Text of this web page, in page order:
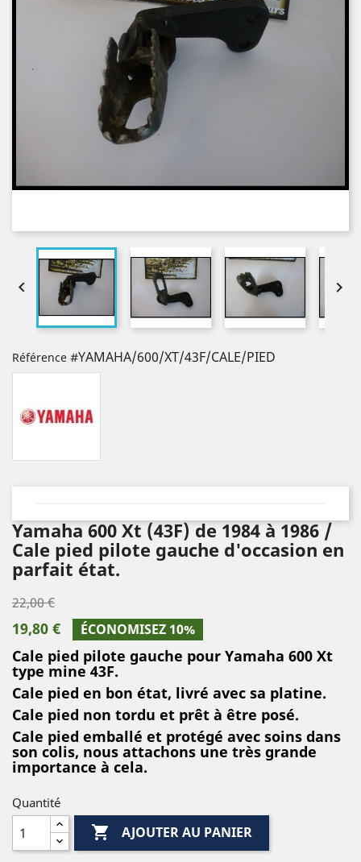
 
Référence #YAMAHA/600/XT/43F/CALE/PIED
Yamaha 600 Xt (43F) de 1984 à 1986 /
Cale pied pilote gauche d'occasion en
parfait état.
22,00 €
19,80 € ÉCONOMISEZ 10%
Cale pied pilote gauche pour Yamaha 600 Xt
type mine 43F.
Cale pied en bon état, livré avec sa platine.
Cale pied non tordu et prêt à être posé.
Cale pied emballé et protégé avec soins dans
son colis, nous attachons une très grande
importance à cela.
Quantité
 AJOUTER AU PANIER